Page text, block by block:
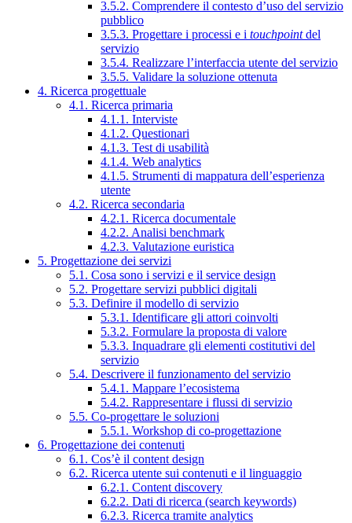
3.5.2. Comprendere il contesto d’uso del servizio
pubblico
3.5.3. Progettare i processi e i touchpointdel
servizio
3.5.4. Realizzare l’interfaccia utente del servizio
3.5.5. Validare la soluzione ottenuta
4. Ricerca progettuale
4.1. Ricerca primaria
4.1.1. Interviste
4.1.2. Questionari
4.1.3. Test di usabilità
4.1.4. Web analytics
4.1.5. Strumenti di mappatura dell’esperienza
utente
4.2. Ricerca secondaria
4.2.1. Ricerca documentale
4.2.2. Analisi benchmark
4.2.3. Valutazione euristica
5. Progettazione dei servizi
5.1. Cosa sono i servizi e il service design
5.2. Progettare servizi pubblici digitali
5.3. Definire il modello di servizio
5.3.1. Identificare gli attori coinvolti
5.3.2. Formulare la proposta di valore
5.3.3. Inquadrare gli elementi costitutivi del
servizio
5.4. Descrivere il funzionamento del servizio
5.4.1. Mappare l’ecosistema
5.4.2. Rappresentare i flussi di servizio
5.5. Co-progettare le soluzioni
5.5.1. Workshop di co-progettazione
6. Progettazione dei contenuti
6.1. Cos’è il content design
6.2. Ricerca utente sui contenuti e il linguaggio
6.2.1. Content discovery
6.2.2. Dati di ricerca (search keywords)
6.2.3. Ricerca tramite analytics